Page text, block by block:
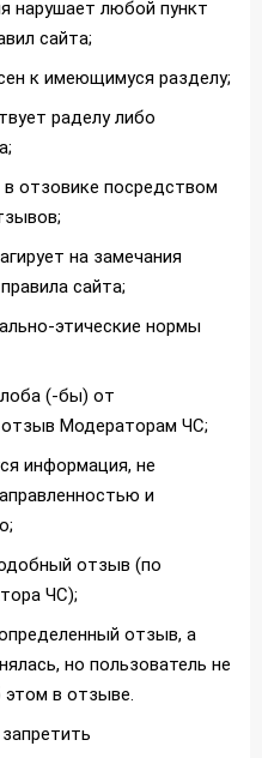
нарушает любой пункт
сайта;
к имеющимуся разделу;
раделу либо
отзовике посредством
на замечания
сайта;
этические нормы
(-бы) от
отзыв Модераторам ЧС;
информация, не
и
отзыв (по
ЧС);
отзыв, а
но пользователь не
в отзыве.